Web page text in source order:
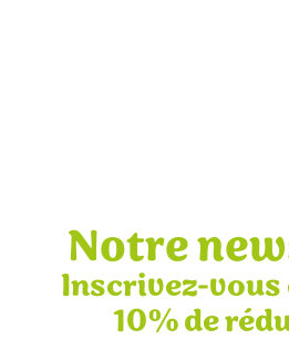
Notre
Inscrivez-vous
10% de